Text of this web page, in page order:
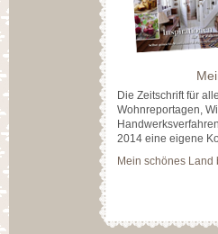
Die Zeitschrift für
Wohnreportagen,
2014 eine eigene
Mein schönes Land